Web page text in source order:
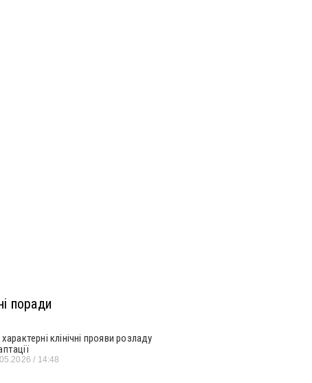
поради
характерні клінічні прояви розладу
14:48